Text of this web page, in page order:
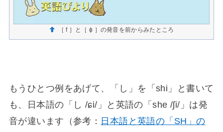
［ f ］と［ ɸ ］の発音を前からみたところ
もうひとつ例をあげて、「し」を「shi」と書いて
も、日本語の「し /ɕi/」と英語の「she /ʃi/」は発
音が違います（参考： 日本語と英語の「SH」の